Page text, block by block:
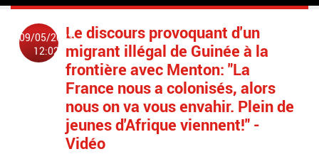
09/05/2023
12:02
Le discours provoquant d'un
migrant illégal de Guinée à la
frontière avec Menton: "La
France nous a colonisés, alors
nous on va vous envahir. Plein de
jeunes d'Afrique viennent!" -
Vidéo